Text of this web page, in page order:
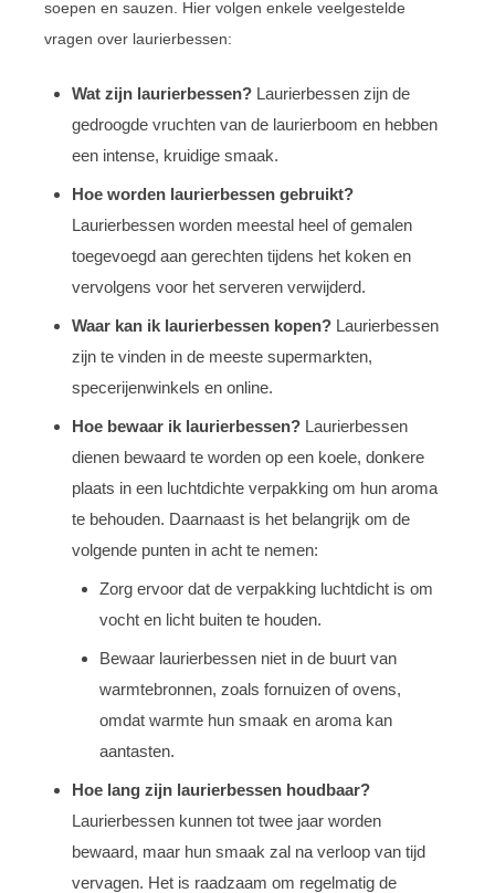
soepen en sauzen. Hier volgen enkele veelgestelde
vragen over laurierbessen:
Wat zijn laurierbessen? Laurierbessen zijn de
gedroogde vruchten van de laurierboom en hebben
een intense, kruidige smaak.
Hoe worden laurierbessen gebruikt?
Laurierbessen worden meestal heel of gemalen
toegevoegd aan gerechten tijdens het koken en
vervolgens voor het serveren verwijderd.
Waar kan ik laurierbessen kopen? Laurierbessen
zijn te vinden in de meeste supermarkten,
specerijenwinkels en online.
Hoe bewaar ik laurierbessen? Laurierbessen
dienen bewaard te worden op een koele, donkere
plaats in een luchtdichte verpakking om hun aroma
te behouden. Daarnaast is het belangrijk om de
volgende punten in acht te nemen:
Zorg ervoor dat de verpakking luchtdicht is om
vocht en licht buiten te houden.
Bewaar laurierbessen niet in de buurt van
warmtebronnen, zoals fornuizen of ovens,
omdat warmte hun smaak en aroma kan
aantasten.
Hoe lang zijn laurierbessen houdbaar?
Laurierbessen kunnen tot twee jaar worden
bewaard, maar hun smaak zal na verloop van tijd
vervagen. Het is raadzaam om regelmatig de